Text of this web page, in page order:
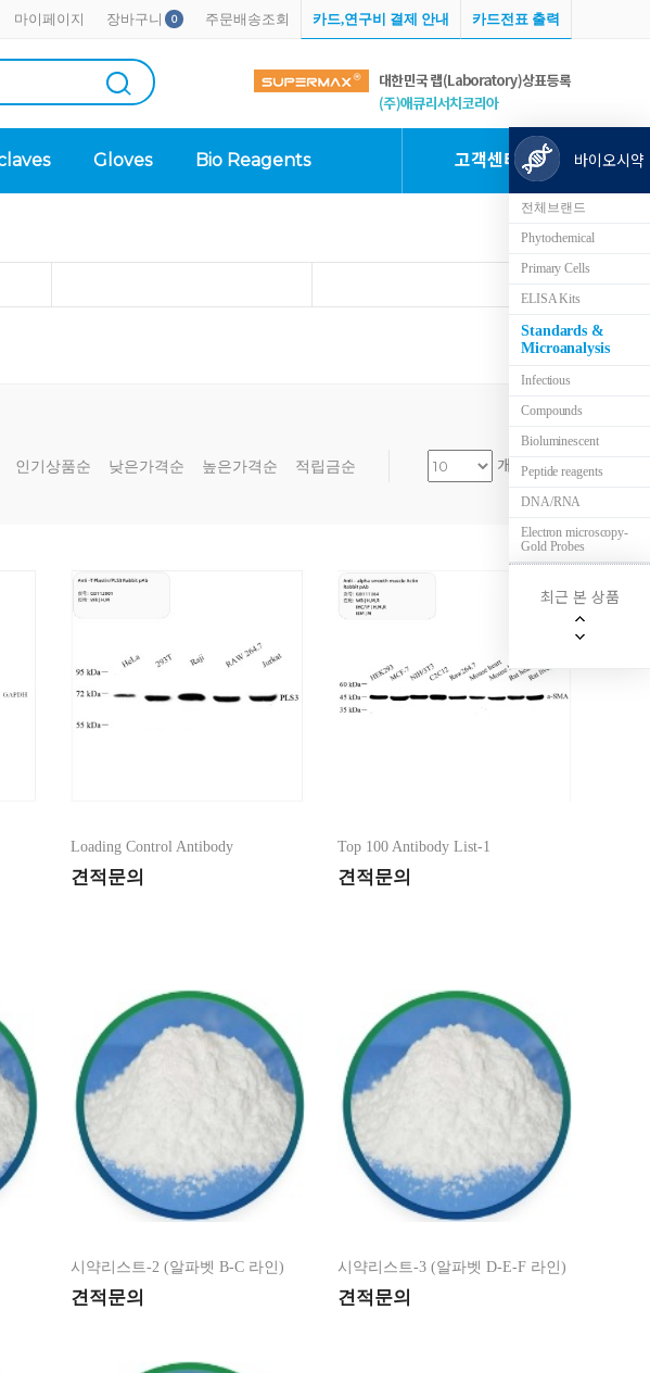
마이페이지 장바구니 0 주문배송조회 카드,연구비 결제 안내 카드전표 출력
Gloves Bio Reagents 고객센터
개씩 보기
인기상품순 낮은가격순 높은가격순 적립금순
Loading Control Antibody
견적문의
Top 100 Antibody List-1
견적문의
시약리스트-2 (알파벳 B-C 라인)
견적문의
시약리스트-3 (알파벳 D-E-F 라인)
견적문의
바이오시약
전체브랜드
Phytochemical
Primary Cells
ELISA Kits
Standards &
Microanalysis
Infectious
Compounds
Bioluminescent
Peptide reagents
DNA/RNA
Electron microscopy-
Gold Probes
최근 본 상품